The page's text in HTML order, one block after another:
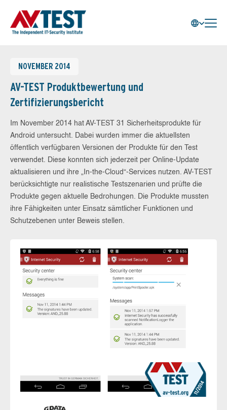
NOVEMBER 2014
AV-TEST Produktbewertung und
Zertifizierungsbericht
Im November 2014 hat AV-TEST 31 Sicherheitsprodukte für
Android untersucht. Dabei wurden immer die aktuellsten
öffentlich verfügbaren Versionen der Produkte für den Test
verwendet. Diese konnten sich jederzeit per Online-Update
aktualisieren und ihre „In-the-Cloud“-Services nutzen. AV-TEST
berücksichtigte nur realistische Testszenarien und prüfte die
Produkte gegen aktuelle Bedrohungen. Die Produkte mussten
ihre Fähigkeiten unter Einsatz sämtlicher Funktionen und
Schutzebenen unter Beweis stellen.